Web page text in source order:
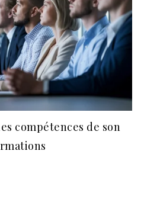
compétences de son